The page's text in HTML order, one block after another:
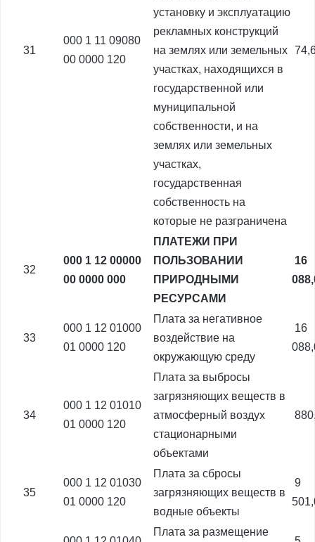
31
000 1 11 09080
00 0000 120
установку и эксплуатацию
рекламных конструкций
на землях или земельных
участках, находящихся в
государственной или
муниципальной
собственности, и на
землях или земельных
участках,
государственная
собственность на
которые не разграничена
32
000 1 12 00000
00 0000 000
ПЛАТЕЖИ ПРИ
ПОЛЬЗОВАНИИ
ПРИРОДНЫМИ
РЕСУРСАМИ
16
33
000 1 12 01000
01 0000 120
Плата за негативное
воздействие на
окружающую среду
16
34
000 1 12 01010
01 0000 120
Плата за выбросы
загрязняющих веществ в
атмосферный воздух
стационарными
объектами
35
000 1 12 01030
01 0000 120
Плата за сбросы
загрязняющих веществ в
водные объекты
9
Плата за размещение